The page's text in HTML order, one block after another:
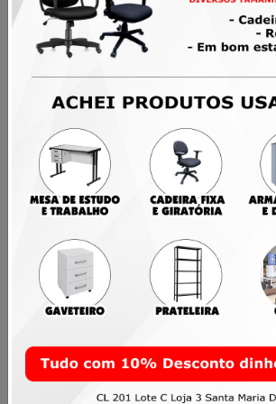
garantidos);
Público-alvo da sua região
Gama);
Aparece entre os primeiros na
Cadastrar produtos ilimitados;
Cadastrar imóveis ilimitados;
Cadastrar serviços ilimitados;
Ter acesso a conteúdos
Tudo isso por apenas R$
mês
Para anunciar no Achei Santa
contato pelo nosso WhatsApp: